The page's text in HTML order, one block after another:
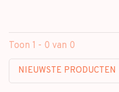
Toon 1 - 0 van 0
NIEUWSTE PRODUCTEN